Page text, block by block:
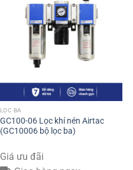
LỌC BA
GC100-06 Lọc khí nén Airtac
(GC10006 bộ lọc ba)
Giá ưu đãi